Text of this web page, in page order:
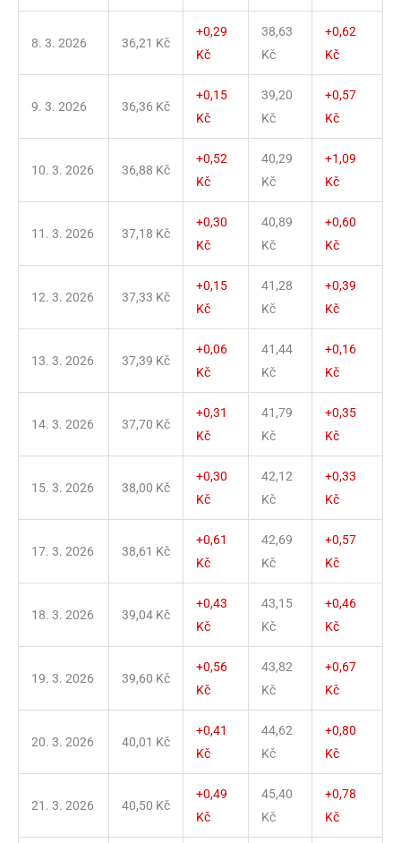
8. 3. 2026 36,21 Kč
+0,29
Kč
38,63
Kč
+0,62
Kč
9. 3. 2026 36,36 Kč
+0,15
Kč
39,20
Kč
+0,57
Kč
10. 3. 2026 36,88 Kč
+0,52
Kč
40,29
Kč
+1,09
Kč
11. 3. 2026 37,18 Kč
+0,30
Kč
40,89
Kč
+0,60
Kč
12. 3. 2026 37,33 Kč
+0,15
Kč
41,28
Kč
+0,39
Kč
13. 3. 2026 37,39 Kč
+0,06
Kč
41,44
Kč
+0,16
Kč
14. 3. 2026 37,70 Kč
+0,31
Kč
41,79
Kč
+0,35
Kč
15. 3. 2026 38,00 Kč
+0,30
Kč
42,12
Kč
+0,33
Kč
17. 3. 2026 38,61 Kč
+0,61
Kč
42,69
Kč
+0,57
Kč
18. 3. 2026 39,04 Kč
+0,43
Kč
43,15
Kč
+0,46
Kč
19. 3. 2026 39,60 Kč
+0,56
Kč
43,82
Kč
+0,67
Kč
20. 3. 2026 40,01 Kč
+0,41
Kč
44,62
Kč
+0,80
Kč
21. 3. 2026 40,50 Kč
+0,49
Kč
45,40
Kč
+0,78
Kč